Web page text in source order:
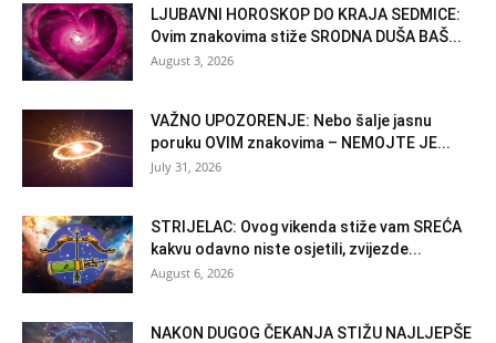
LJUBAVNI HOROSKOP DO KRAJA SEDMICE:
Ovim znakovima stiže SRODNA DUŠA BAŠ...
August 3, 2026
VAŽNO UPOZORENJE: Nebo šalje jasnu
poruku OVIM znakovima – NEMOJTE JE...
July 31, 2026
STRIJELAC: Ovog vikenda stiže vam SREĆA
kakvu odavno niste osjetili, zvijezde...
August 6, 2026
NAKON DUGOG ČEKANJA STIŽU NAJLJEPŠE